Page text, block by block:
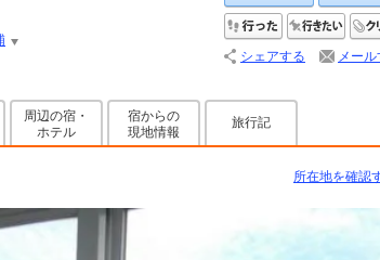
行った 行き
シェアする メール
周辺の宿・
ホテル
宿からの
現地情報
旅行記
所在地を確認